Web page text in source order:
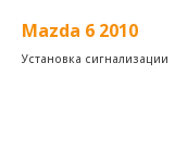
Mazda 6 2010
Установка сигнализации